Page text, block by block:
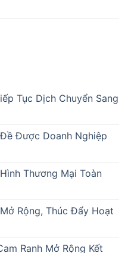
Tục Dịch Chuyển Sang
Được Doanh Nghiệp
Thương Mại Toàn
Rộng, Thúc Đẩy Hoạt
Ranh Mở Rộng Kết